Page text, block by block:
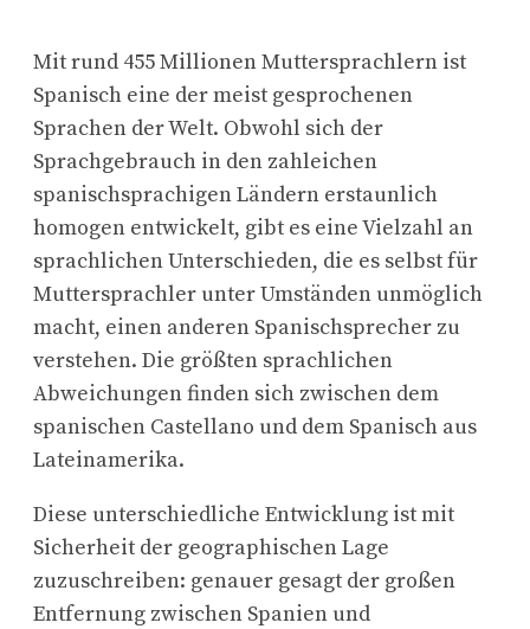
Mit rund 455 Millionen Muttersprachlern ist
Spanisch eine der meist gesprochenen
Sprachen der Welt. Obwohl sich der
Sprachgebrauch in den zahleichen
spanischsprachigen Ländern erstaunlich
homogen entwickelt, gibt es eine Vielzahl an
sprachlichen Unterschieden, die es selbst für
Muttersprachler unter Umständen unmöglich
macht, einen anderen Spanischsprecher zu
verstehen. Die größten sprachlichen
Abweichungen finden sich zwischen dem
spanischen Castellano und dem Spanisch aus
Lateinamerika.
Diese unterschiedliche Entwicklung ist mit
Sicherheit der geographischen Lage
zuzuschreiben: genauer gesagt der großen
Entfernung zwischen Spanien und